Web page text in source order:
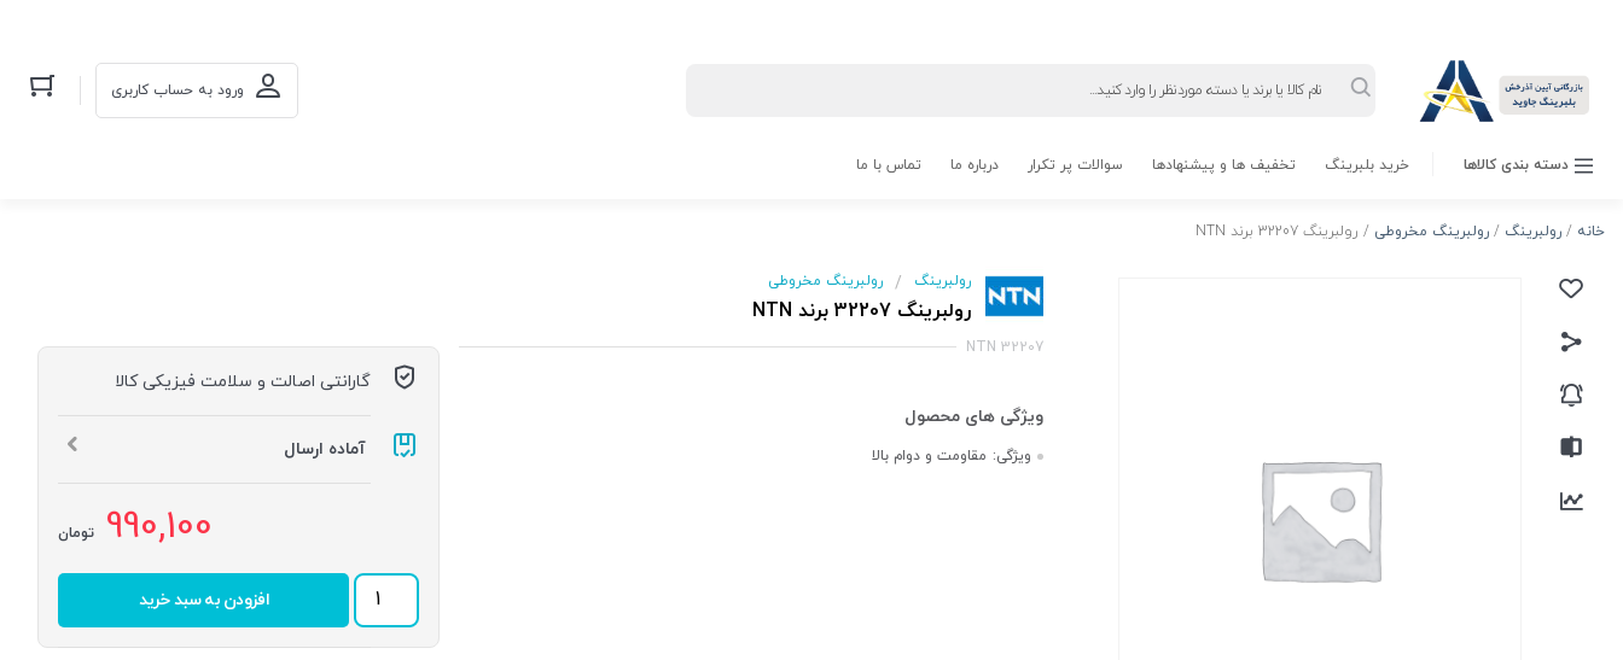
search ورود به حساب کاربری
دسته بندی کالاها خرید بلبرینگ تخفیف ها و پیشنهادها سوالات پر تکرار درباره ما تماس با ما
خانه / رولبرینگ / رولبرینگ مخروطی / رولبرینگ 32207 برند NTN
رولبرینگ / رولبرینگ مخروطی
رولبرینگ 32207 برند NTN
NTN 32207
ویژگی: مقاومت و دوام بالا
گارانتی اصالت و سلامت فیزیکی کالا
آماده ارسال
990,100 تومان
رولبرینگ
32207
برند
NTN
افزودن به سبد خرید